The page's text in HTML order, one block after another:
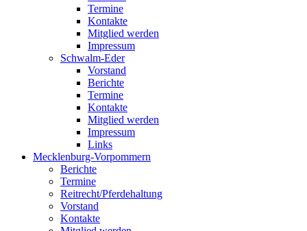
Termine
Kontakte
Mitglied werden
Impressum
Schwalm-Eder
Vorstand
Berichte
Termine
Kontakte
Mitglied werden
Impressum
Links
Mecklenburg-Vorpommern
Berichte
Termine
Reitrecht/Pferdehaltung
Vorstand
Kontakte